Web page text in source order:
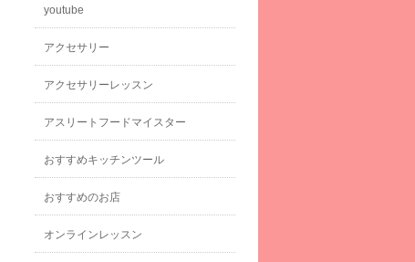
youtube
アクセサリー
アクセサリーレッスン
アスリートフードマイスター
おすすめキッチンツール
おすすめのお店
オンラインレッスン